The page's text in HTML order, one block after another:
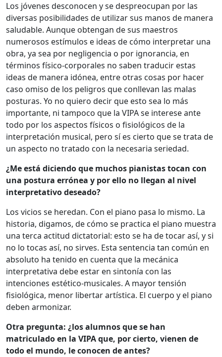
Los jóvenes desconocen y se despreocupan por las
diversas posibilidades de utilizar sus manos de manera
saludable. Aunque obtengan de sus maestros
numerosos estímulos e ideas de cómo interpretar una
obra, ya sea por negligencia o por ignorancia, en
términos físico-corporales no saben traducir estas
ideas de manera idónea, entre otras cosas por hacer
caso omiso de los peligros que conllevan las malas
posturas. Yo no quiero decir que esto sea lo más
importante, ni tampoco que la VIPA se interese ante
todo por los aspectos físicos o fisiológicos de la
interpretación musical, pero sí es cierto que se trata de
un aspecto no tratado con la necesaria seriedad.
¿Me está diciendo que muchos pianistas tocan con
una postura errónea y por ello no llegan al nivel
interpretativo deseado?
Los vicios se heredan. Con el piano pasa lo mismo. La
historia, digamos, de cómo se practica el piano muestra
una terca actitud dictatorial: esto se ha de tocar así, y si
no lo tocas así, no sirves. Esta sentencia tan común en
absoluto ha tenido en cuenta que la mecánica
interpretativa debe estar en sintonía con las
intenciones estético-musicales. A mayor tensión
fisiológica, menor libertar artística. El cuerpo y el piano
deben armonizar.
Otra pregunta: ¿los alumnos que se han
matriculado en la VIPA que, por cierto, vienen de
todo el mundo, le conocen de antes?